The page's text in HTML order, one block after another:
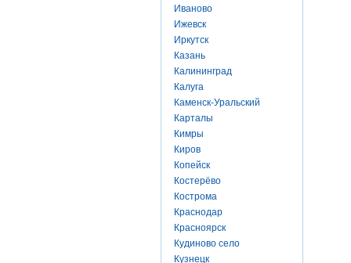
Иваново
Ижевск
Иркутск
Казань
Калининград
Калуга
Каменск-Уральский
Карталы
Кимры
Киров
Копейск
Костерёво
Кострома
Краснодар
Красноярск
Кудиново село
Кузнецк